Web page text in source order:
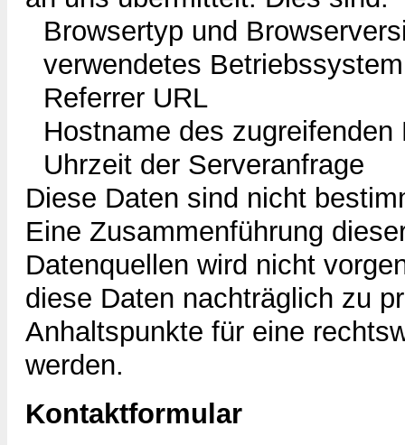
Browsertyp und
verwendetes Betriebssystem
Referrer URL
Hostname des zugreifenden
Uhrzeit der Serveranfrage
Diese Daten sind nicht
Eine Zusammenführung
Datenquellen wird nicht
diese Daten nachträglich zu
Anhaltspunkte für eine
werden.
Kontaktformular